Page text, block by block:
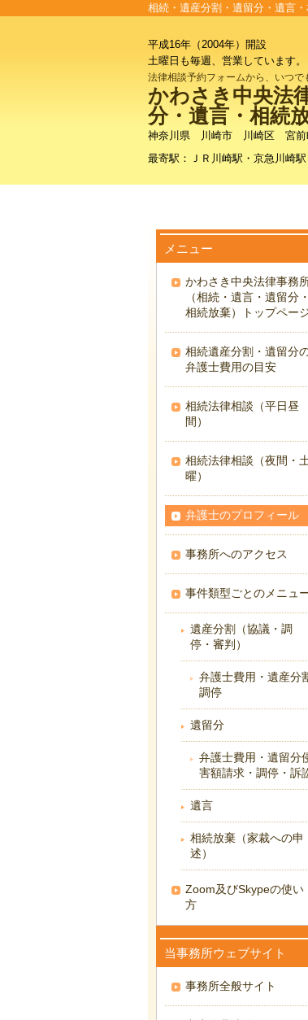
相続・遺産分割・遺留分・遺言
平成16年（2004年）開設
土曜日も毎週、営業しています。
法律相談予約フォームから、いつで
かわさき中央法
分・遺言・相続放
神奈川県 川崎市 川崎区 宮前
最寄駅：ＪＲ川崎駅・京急川崎駅
メニュー
かわさき中央法律事務
（相続・遺言・遺留分・
相続放棄）トップペー
相続遺産分割・遺留分
弁護士費用の目安
相続法律相談（平日昼
間）
相続法律相談（夜間・
曜）
弁護士のプロフィール
事務所へのアクセス
事件類型ごとのメニュ
遺産分割（協議・調
停・審判）
弁護士費用・遺産分
調停
遺留分
弁護士費用・遺留分
害額請求・調停・訴
遺言
相続放棄（家裁への申
述）
Zoom及びSkypeの使い
方
当事務所ウェブサイト
事務所全般サイト